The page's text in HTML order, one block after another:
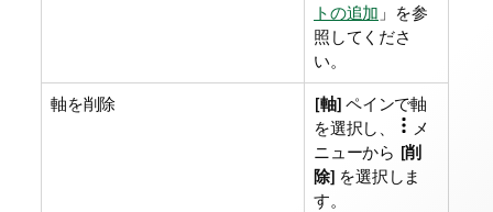
トの追加 」を参
照してくださ
い。
軸を削除 [軸] ペインで軸
を選択し、
メ
ニューから [削
除] を選択しま
す。